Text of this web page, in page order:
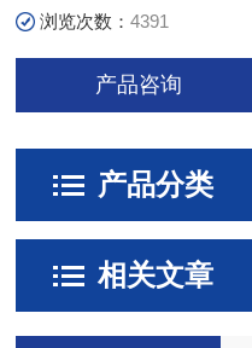
浏览次数：4391
产品咨询
产品分类
相关文章